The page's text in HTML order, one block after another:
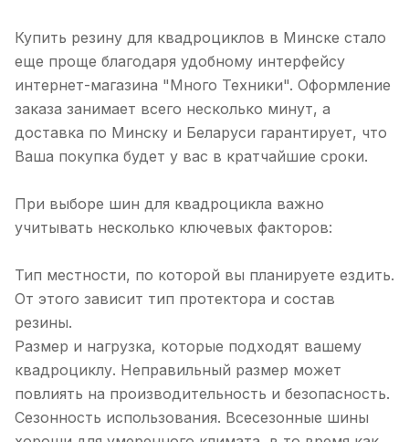
Купить резину для квадроциклов в Минске стало
еще проще благодаря удобному интерфейсу
интернет-магазина "Много Техники". Оформление
заказа занимает всего несколько минут, а
доставка по Минску и Беларуси гарантирует, что
Ваша покупка будет у вас в кратчайшие сроки.
При выборе шин для квадроцикла важно
учитывать несколько ключевых факторов:
Тип местности, по которой вы планируете ездить.
От этого зависит тип протектора и состав
резины.
Размер и нагрузка, которые подходят вашему
квадроциклу. Неправильный размер может
повлиять на производительность и безопасность.
Сезонность использования. Всесезонные шины